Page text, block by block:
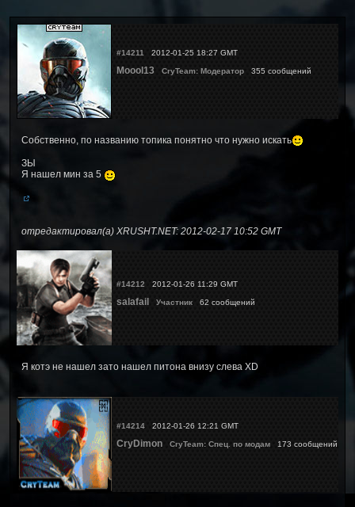
#14211 2012-01-25 18:27 GMT
Moool13 CryTeam: Модератор 355 сообщений
Собственно, по названию топика понятно что нужно искать
ЗЫ
Я нашел мин за 5
отредактировал(а) XRUSHT.NET: 2012-02-17 10:52 GMT
#14212 2012-01-26 11:29 GMT
salafail Участник 62 сообщений
Я котэ не нашел зато нашел питона внизу слева XD
#14214 2012-01-26 12:21 GMT
CryDimon CryTeam: Спец. по модам 173 сообщений